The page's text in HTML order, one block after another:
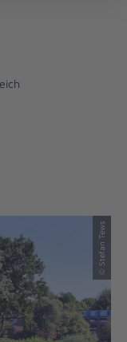
© Stefan Tews